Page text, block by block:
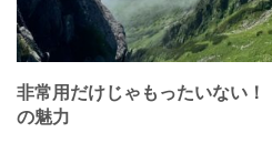
非常用だけじゃもったいない！
の魅力